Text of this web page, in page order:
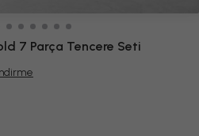
7 Parça Tencere Seti